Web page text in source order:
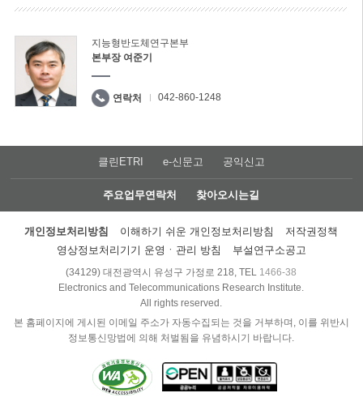
지능형반도체연구본부
본부장 여준기
연락처 042-860-1248
클린ETRI e-신문고 공익신고
주요업무연락처 찾아오시는길
개인정보처리방침 이해하기 쉬운 개인정보처리방침
저작권정책
영상정보처리기기 운영ㆍ관리 방침
부설연구소공고
(34129) 대전광역시 유성구 가정로 218, TEL 1466-38
Electronics and Telecommunications Research Institute.
All rights reserved.
본 홈페이지에 게시된 이메일 주소가 자동수집되는 것을 거부하며, 이를 위반시
정보통신망법에 의해 처벌됨을 유념하시기 바랍니다.